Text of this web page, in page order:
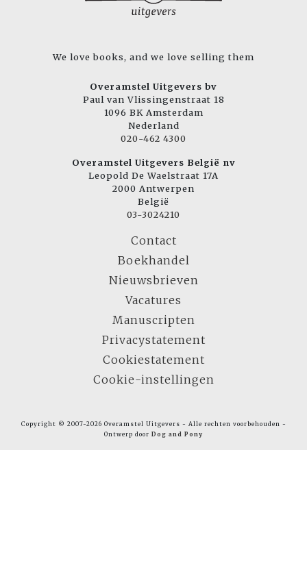
We love books, and we love selling them
Overamstel Uitgevers bv
Paul van Vlissingenstraat 18
1096 BK Amsterdam
Nederland
020-462 4300
Overamstel Uitgevers België nv
Leopold De Waelstraat 17A
2000 Antwerpen
België
03-3024210
Contact
Boekhandel
Nieuwsbrieven
Vacatures
Manuscripten
Privacystatement
Cookiestatement
Cookie-instellingen
Copyright © 2007-2026 Overamstel Uitgevers - Alle rechten voorbehouden -
Ontwerp door Dog and Pony